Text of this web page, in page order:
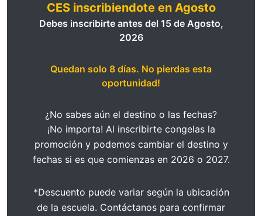
CES inscribiendote en Agosto
Debes inscribirte antes del 15 de Agosto,
2026
Quedan solo 8 días. No pierdas esta
oportunidad!
¿No sabes aún el destino o las fechas?
¡No importa! Al inscribirte congelas la
promoción y podemos cambiar el destino y
fechas si es que comienzas en 2026 o 2027.
*Descuento puede variar según la ubicación
de la escuela. Contáctanos para confirmar